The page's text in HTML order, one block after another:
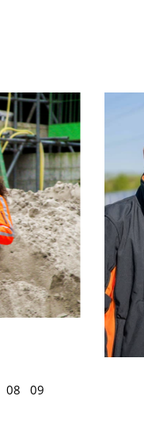
08 09